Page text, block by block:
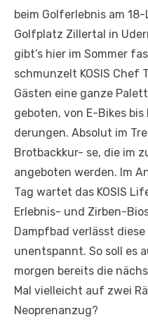
beim Golferlebnis am
Golfplatz Zillertal in
gibt’s hier im Sommer
schmunzelt KOSIS Chef
Gästen eine ganze
geboten, von E-Bikes
derungen. Absolut im
Brotbackkur- se, die im
angeboten werden. Im
Tag wartet das KOSIS
Erlebnis- und Zirben-
Dampfbad verlässt
unentspannt. So soll es
morgen bereits die
Mal vielleicht auf zwei
Neoprenanzug?